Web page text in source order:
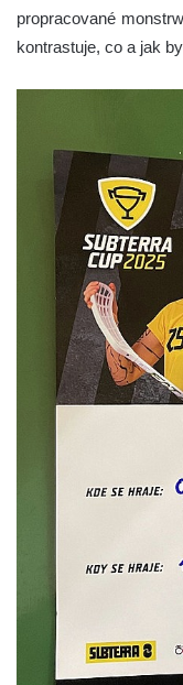
propracované
kontrastuje, co a jak